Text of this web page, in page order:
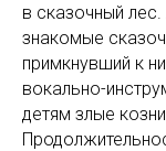
в сказочный
знакомые
примкнувший к
вокально-
детям злые козни.